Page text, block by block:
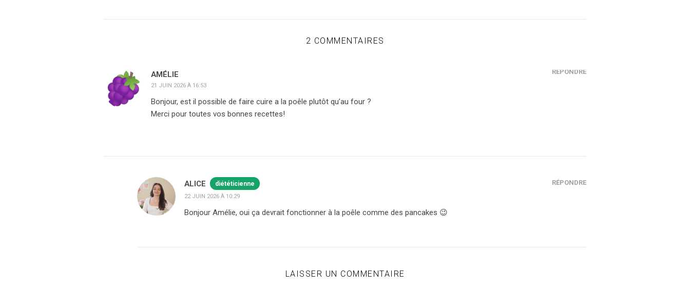
2 COMMENTAIRES
AMÉLIE
21 JUIN 2026 À 16:53
RÉPONDRE
Bonjour, est il possible de faire cuire a la poêle plutôt qu’au four ?
Merci pour toutes vos bonnes recettes!
ALICE diététicienne
22 JUIN 2026 À 10:29
RÉPONDRE
Bonjour Amélie, oui ça devrait fonctionner à la poêle comme des pancakes 😉
LAISSER UN COMMENTAIRE